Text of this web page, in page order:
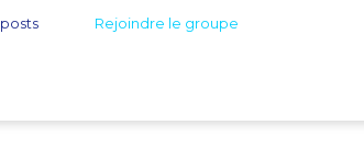
posts Rejoindre le groupe